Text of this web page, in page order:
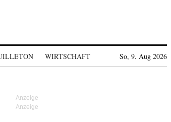
WIRTSCHAFT So, 9. Aug 2026